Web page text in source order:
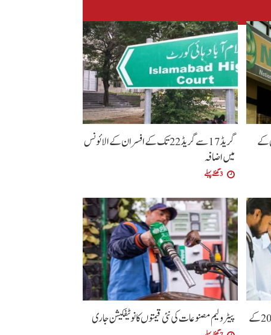
کے
گریڈ 17 سے گریڈ 22 تک کے افسران کے الائونس
میں اضافہ
3 گھنٹے پہلے
پنجاب کے تمام تعلیمی بورڈ ز نے میٹرک 2026 کے
پیٹرولیم مصنوعات کی نئی قیمتوں کا نوٹیفکیشن جاری